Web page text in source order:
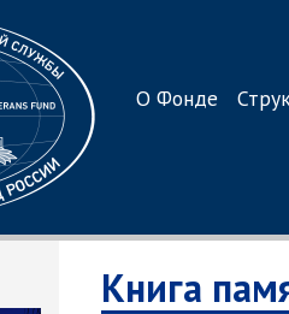
О Фонде
Книга